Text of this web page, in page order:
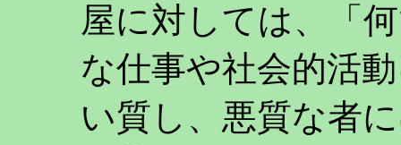
屋に対しては、「
な仕事や社会的活
い質し、悪質な者